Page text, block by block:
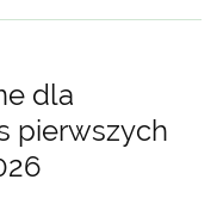
dla
pierwszych